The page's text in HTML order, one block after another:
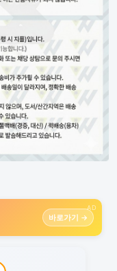
AD
바로가기 →